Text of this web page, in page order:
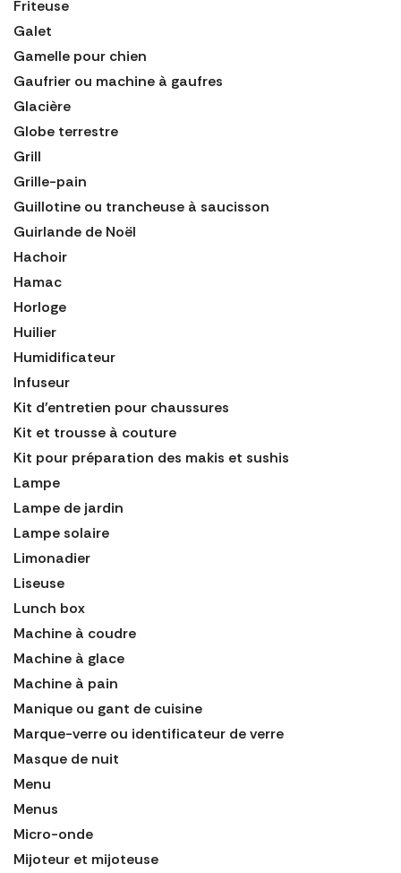
Friteuse
Galet
Gamelle pour chien
Gaufrier ou machine à gaufres
Glacière
Globe terrestre
Grill
Grille-pain
Guillotine ou trancheuse à saucisson
Guirlande de Noël
Hachoir
Hamac
Horloge
Huilier
Humidificateur
Infuseur
Kit d'entretien pour chaussures
Kit et trousse à couture
Kit pour préparation des makis et sushis
Lampe
Lampe de jardin
Lampe solaire
Limonadier
Liseuse
Lunch box
Machine à coudre
Machine à glace
Machine à pain
Manique ou gant de cuisine
Marque-verre ou identificateur de verre
Masque de nuit
Menu
Menus
Micro-onde
Mijoteur et mijoteuse